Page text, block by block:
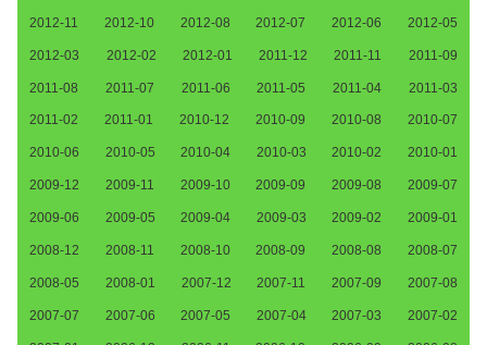
2012-11 2012-10 2012-08 2012-07 2012-06 2012-05
2012-03 2012-02 2012-01 2011-12 2011-11 2011-09
2011-08 2011-07 2011-06 2011-05 2011-04 2011-03
2011-02 2011-01 2010-12 2010-09 2010-08 2010-07
2010-06 2010-05 2010-04 2010-03 2010-02 2010-01
2009-12 2009-11 2009-10 2009-09 2009-08 2009-07
2009-06 2009-05 2009-04 2009-03 2009-02 2009-01
2008-12 2008-11 2008-10 2008-09 2008-08 2008-07
2008-05 2008-01 2007-12 2007-11 2007-09 2007-08
2007-07 2007-06 2007-05 2007-04 2007-03 2007-02